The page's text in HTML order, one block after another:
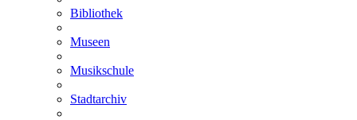
Bibliothek
Museen
Musikschule
Stadtarchiv